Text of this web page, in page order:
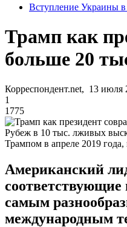
Вступление Украины
Трамп как
больше 20
Корреспондент.net, 13 июля
1
1775
Рубеж в 10 тыс. лживых
Трампом в апреле 2019
Американский
соответствующие
самым
международным